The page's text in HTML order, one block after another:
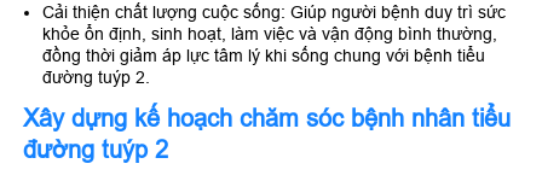
Cải thiện chất lượng cuộc sống: Giúp người bệnh duy trì sức
khỏe ổn định, sinh hoạt, làm việc và vận động bình thường,
đồng thời giảm áp lực tâm lý khi sống chung với bệnh tiểu
đường tuýp 2.
Xây dựng kế hoạch chăm sóc bệnh nhân tiểu
đường tuýp 2